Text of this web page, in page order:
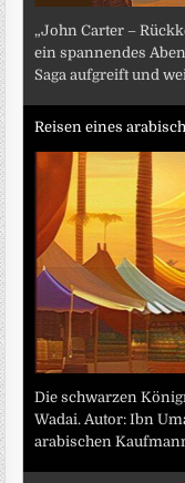
„John Carter –
ein spannendes
Saga aufgreift und
Reisen eines
Die schwarzen
Wadai. Autor: Ibn
arabischen